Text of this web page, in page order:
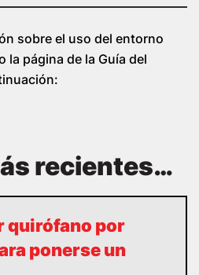
sobre el uso del entorno
la página de la Guía del
recientes…
quirófano por
ponerse un